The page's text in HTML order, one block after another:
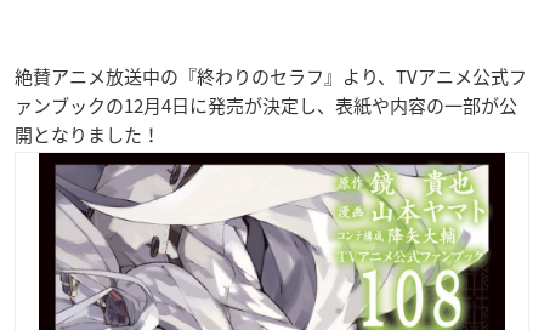
絶賛アニメ放送中の『終わりのセラフ』より、TVアニメ公式フ
ァンブックの12月4日に発売が決定し、表紙や内容の一部が公
開となりました！